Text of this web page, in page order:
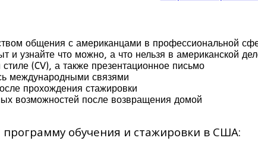
общения с американцами в профессиональной
и узнайте что можно, а что нельзя в американской
(CV), а также презентационное письмо
международными связями
прохождения стажировки
возможностей после возвращения домой
обучения и стажировки в США: